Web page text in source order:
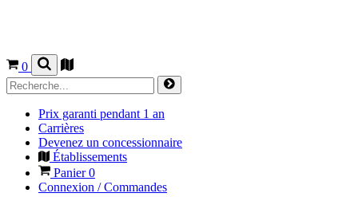
0
Prix garanti pendant 1 an
Carrières
Devenez un concessionnaire
Établissements
Panier0
Connexion / Commandes